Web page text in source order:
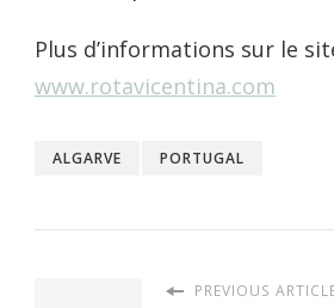
Plus d’informations sur le
www.rotavicentina.com
ALGARVE PORTUGAL
PREVIOUS